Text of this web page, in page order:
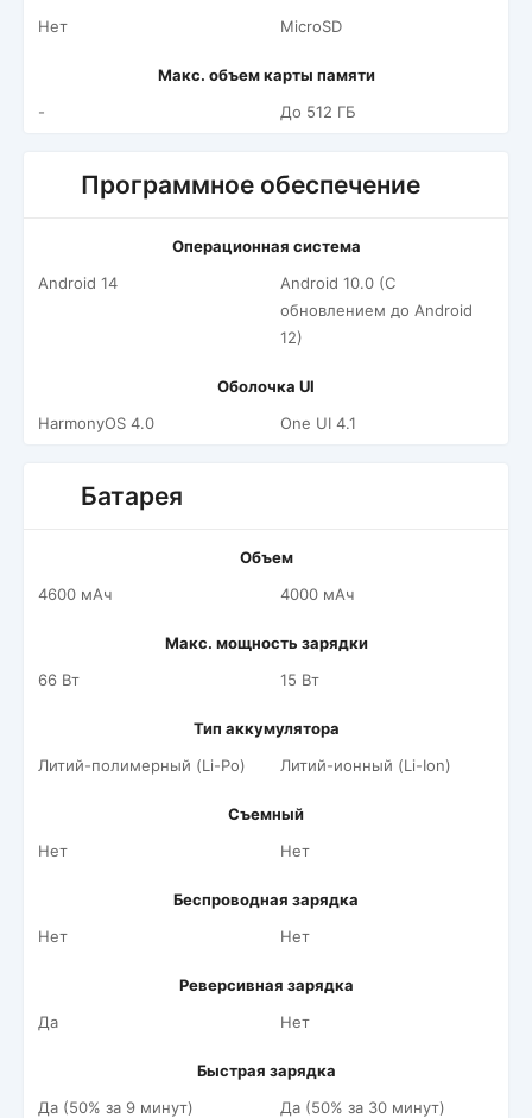
Нет
MicroSD
Макс. объем карты памяти
-
До 512 ГБ
Программное обеспечение
Операционная система
Android 14
Android 10.0 (С
обновлением до Android
12)
Оболочка UI
HarmonyOS 4.0
One UI 4.1
Батарея
Объем
4600 мАч
4000 мАч
Макс. мощность зарядки
66 Вт
15 Вт
Тип аккумулятора
Литий-полимерный (Li-Po)
Литий-ионный (Li-Ion)
Съемный
Нет
Нет
Беспроводная зарядка
Нет
Нет
Реверсивная зарядка
Да
Нет
Быстрая зарядка
Да (50% за 9 минут)
Да (50% за 30 минут)